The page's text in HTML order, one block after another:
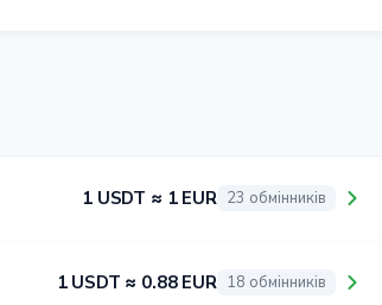
1 USDT ≈ 1 EUR 23 обмінників
1 USDT ≈ 0.88 EUR 18 обмінників